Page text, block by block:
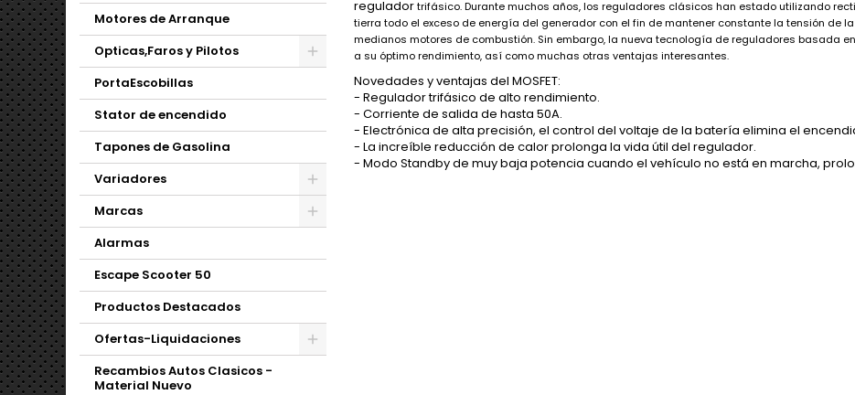
Motores de Arranque
Opticas,Faros y Pilotos
PortaEscobillas
Stator de encendido
Tapones de Gasolina
Variadores
Marcas
Alarmas
Escape Scooter 50
Productos Destacados
Ofertas-Liquidaciones
Recambios Autos Clasicos -
Material Nuevo
reguladortrifásico. Durante muchos años, los reguladores clásicos han estado utilizando
tierra todo el exceso de energía del generador con el fin de mantener constante la tensión de
medianos motores de combustión. Sin embargo, la nueva tecnología de reguladores basada
a su óptimo rendimiento, así como muchas otras ventajas interesantes.
Novedades y ventajas del MOSFET:
- Regulador trifásico de alto rendimiento.
- Corriente de salida de hasta 50A.
- Electrónica de alta precisión, el control del voltaje de la batería elimina el
- La increíble reducción de calor prolonga la vida útil del regulador.
- Modo Standby de muy baja potencia cuando el vehículo no está en marcha,